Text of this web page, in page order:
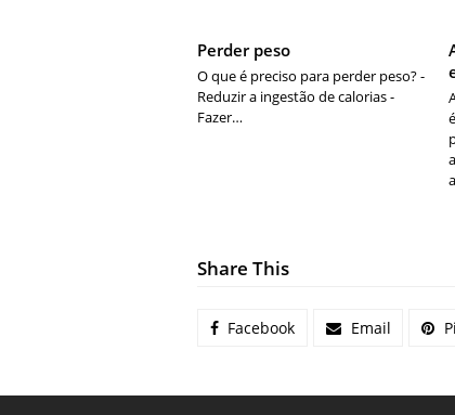
Perder peso
O que é preciso para perder peso? -
Reduzir a ingestão de calorias -
Fazer…
Share This
Facebook Email